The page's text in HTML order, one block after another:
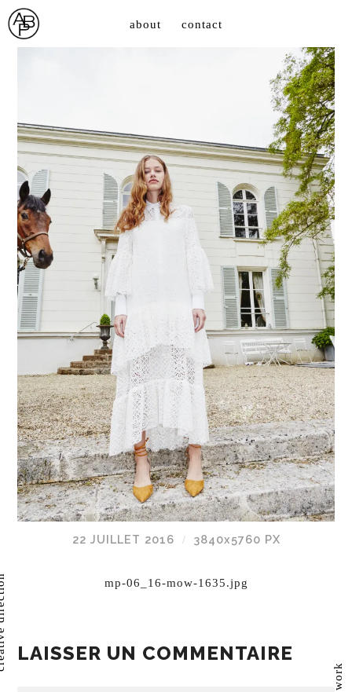
work
about contact
22 JUILLET 2016 / 3840x5760 PX
mp-06_16-mow-1635.jpg
LAISSER UN COMMENTAIRE